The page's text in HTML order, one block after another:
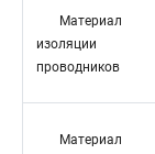
Материал
изоляции
проводников
Материал